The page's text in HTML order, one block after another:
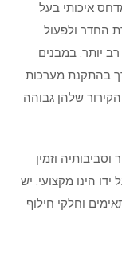
איכותי בעל
החדר ולפעול
יותר. במבנים
בהתקנת מערכות
שלהן גבוהה
וזמין
הינו מקצועי. יש
וחלקי חילוף